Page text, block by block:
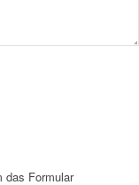
das Formular